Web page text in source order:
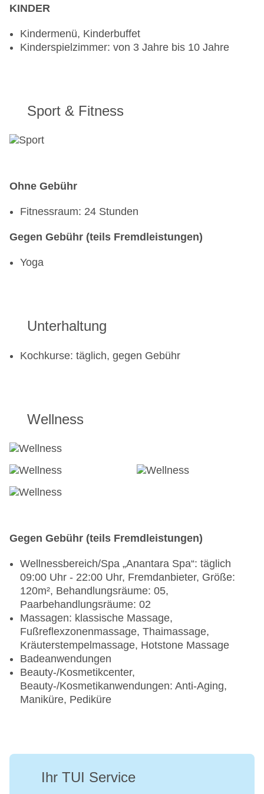
Bars & mehr: 2
Loungebar „Cham Lounge“: täglich 11:00 Uhr -
22:00 Uhr, gegen Gebühr
Poolbar Outdoor „Flow Bar“: täglich 09:00 Uhr -
KINDER
Kindermenü, Kinderbuffet
Kinderspielzimmer: von 3 Jahre bis 10 Jahre
Sport & Fitness
Ohne Gebühr
Fitnessraum: 24 Stunden
Gegen Gebühr (teils Fremdleistungen)
Yoga
Unterhaltung
Kochkurse: täglich, gegen Gebühr
Wellness
Gegen Gebühr (teils Fremdleistungen)
Wellnessbereich/Spa „Anantara Spa“: täglich
09:00 Uhr - 22:00 Uhr, Fremdanbieter, Größe:
120m², Behandlungsräume: 05,
Paarbehandlungsräume: 02
Massagen: klassische Massage,
Fußreflexzonenmassage, Thaimassage,
Kräuterstempelmassage, Hotstone Massage
Badeanwendungen
Beauty-/Kosmetikcenter,
Beauty-/Kosmetikanwendungen: Anti-Aging,
Maniküre, Pediküre
Ihr TUI Service